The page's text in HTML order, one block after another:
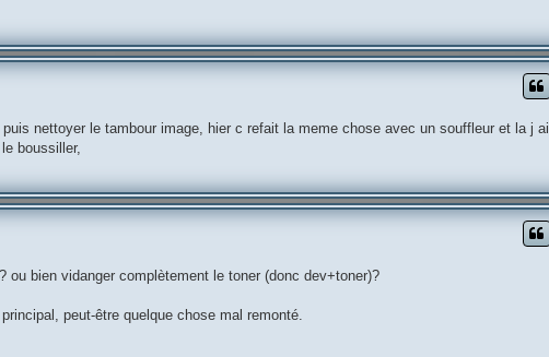
nettoyer le tambour image, hier c refait la meme chose avec un souffleur et la j ai
boussiller,
ou bien vidanger complètement le toner (donc dev+toner)?
peut-être quelque chose mal remonté.